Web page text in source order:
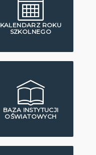
KALENDARZ ROKU
SZKOLNEGO
BAZA INSTYTUCJI
OŚWIATOWYCH